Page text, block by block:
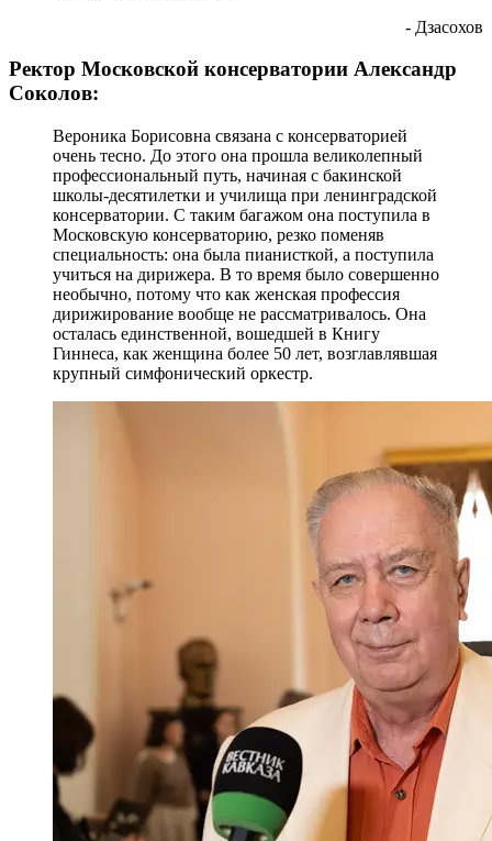
- Дзасохов
Ректор Московской консерватории Александр
Соколов:
Вероника Борисовна связана с консерваторией
очень тесно. До этого она прошла великолепный
профессиональный путь, начиная с бакинской
школы-десятилетки и училища при ленинградской
консерватории. С таким багажом она поступила в
Московскую консерваторию, резко поменяв
специальность: она была пианисткой, а поступила
учиться на дирижера. В то время было совершенно
необычно, потому что как женская профессия
дирижирование вообще не рассматривалось. Она
осталась единственной, вошедшей в Книгу
Гиннеса, как женщина более 50 лет, возглавлявшая
крупный симфонический оркестр.